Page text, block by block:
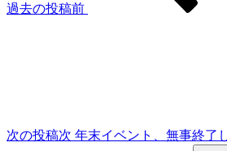
過去の投稿前
次の投稿次 年末イベント、無事終了